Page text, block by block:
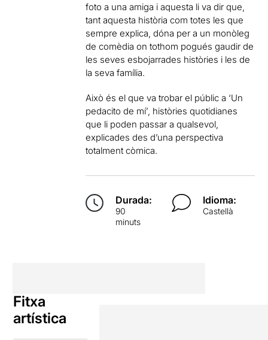
foto a una amiga i aquesta li va dir que,
tant aquesta història com totes les que
sempre explica, dóna per a un monòleg
de comèdia on tothom pogués gaudir de
les seves esbojarrades històries i les de
la seva família.
Això és el que va trobar el públic a ‘Un
pedacito de mí’, històries quotidianes
que li poden passar a qualsevol,
explicades des d’una perspectiva
totalment còmica.
Durada:
90
minuts
Idioma:
Castellà
Fitxa
artística